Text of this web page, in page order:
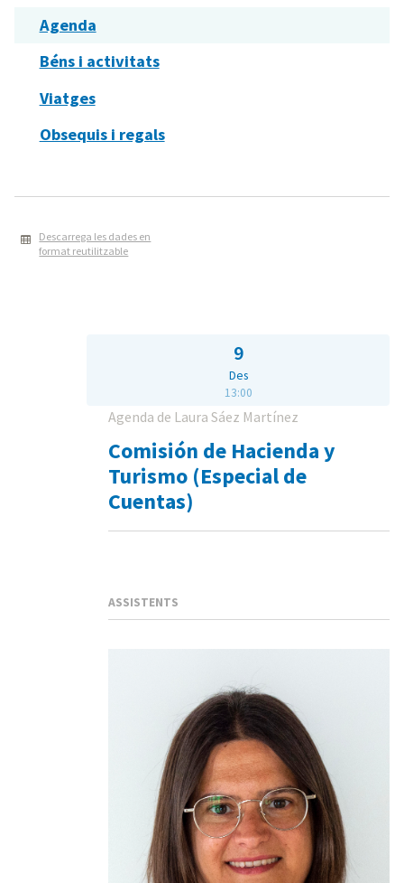
Agenda
Béns i activitats
Viatges
Obsequis i regals
Descarrega les dades en
format reutilitzable
9
Des
13:00
Agenda de Laura Sáez Martínez
Comisión de Hacienda y
Turismo (Especial de
Cuentas)
ASSISTENTS